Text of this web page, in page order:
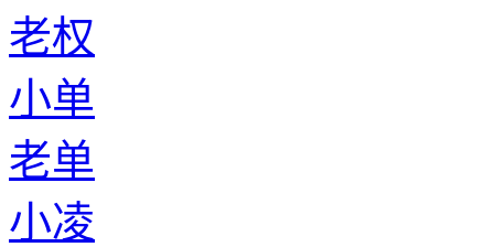
老权
小单
老单
小凌